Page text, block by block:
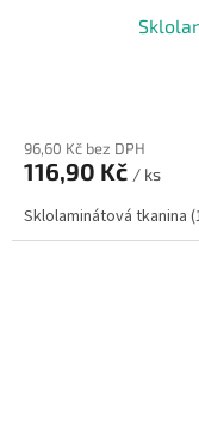
96,60 Kč bez DPH
116,90 Kč / ks
Sklolaminátová tkanina